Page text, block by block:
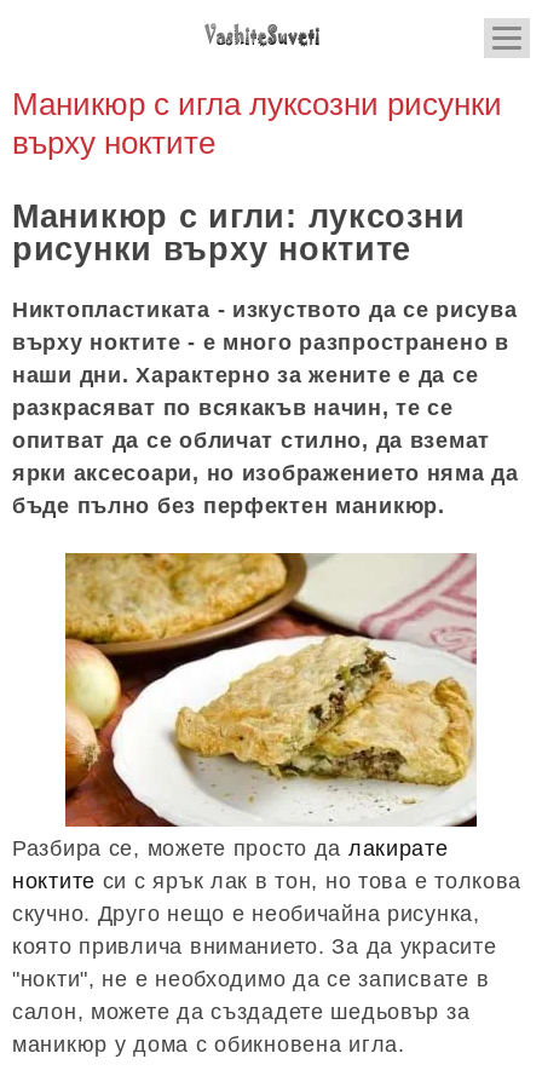
Маникюр с игла луксозни рисунки
върху ноктите
Маникюр с игли: луксозни
рисунки върху ноктите
Никтопластиката - изкуството да се рисува
върху ноктите - е много разпространено в
наши дни. Характерно за жените е да се
разкрасяват по всякакъв начин, те се
опитват да се обличат стилно, да вземат
ярки аксесоари, но изображението няма да
бъде пълно без перфектен маникюр.
Разбира се, можете просто да лакирате
ноктите си с ярък лак в тон, но това е толкова
скучно. Друго нещо е необичайна рисунка,
която привлича вниманието. За да украсите
"нокти", не е необходимо да се записвате в
салон, можете да създадете шедьовър за
маникюр у дома с обикновена игла.